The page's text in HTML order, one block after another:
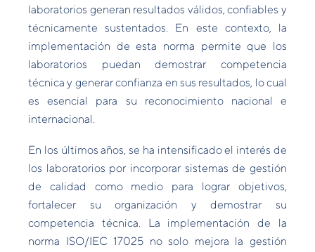
laboratorios generan resultados válidos, confiables y
técnicamente sustentados. En este contexto, la
implementación de esta norma permite que los
laboratorios puedan demostrar competencia
técnica y generar confianza en sus resultados, lo cual
es esencial para su reconocimiento nacional e
internacional.
En los últimos años, se ha intensificado el interés de
los laboratorios por incorporar sistemas de gestión
de calidad como medio para lograr objetivos,
fortalecer su organización y demostrar su
competencia técnica. La implementación de la
norma ISO/IEC 17025 no solo mejora la gestión